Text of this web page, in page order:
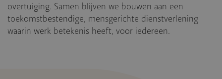
overtuiging. Samen blijven we bouwen aan een
toekomstbestendige, mensgerichte dienstverlening
waarin werk betekenis heeft, voor iedereen.